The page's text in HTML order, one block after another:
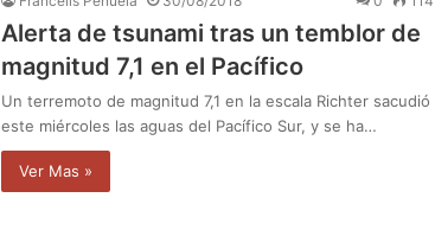
Alerta de tsunami tras un temblor de
magnitud 7,1 en el Pacífico
Un terremoto de magnitud 7,1 en la escala Richter sacudió
este miércoles las aguas del Pacífico Sur, y se ha…
Ver Mas »